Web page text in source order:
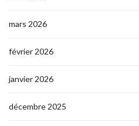
mars 2026
février 2026
janvier 2026
décembre 2025